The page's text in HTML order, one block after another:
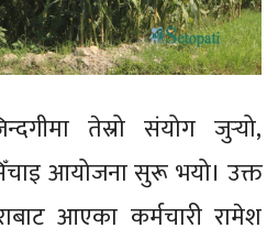
तेस्रो संयोग जुर्‍यो,
आयोजना सुरू भयो। उक्त
आएका कर्मचारी रामेश